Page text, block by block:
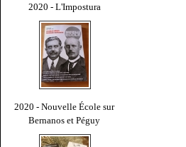
2020 - L'Impostura
2020 - Nouvelle École sur
Bernanos et Péguy